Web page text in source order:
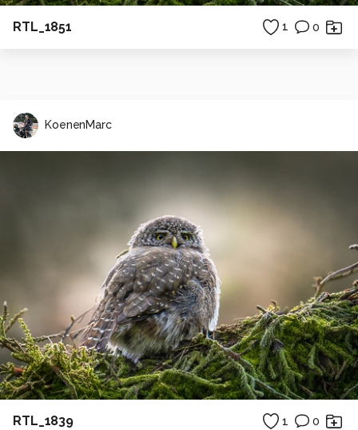
RTL_1851 1 0
KoenenMarc
RTL_1839 1 0